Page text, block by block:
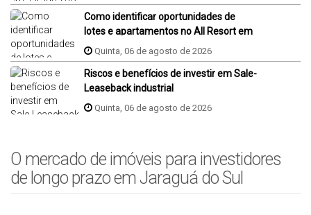
Como identificar oportunidades de
lotes e apartamentos no All Resort em
Porto Belo?
Quinta, 06 de agosto de 2026
Riscos e benefícios de investir em Sale-
Leaseback industrial
Quinta, 06 de agosto de 2026
O mercado de imóveis para investidores
de longo prazo em Jaraguá do Sul